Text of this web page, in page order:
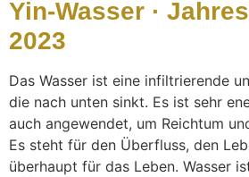
Yin-Wasser ·
2023
Das Wasser ist eine infiltrierende
die nach unten sinkt. Es ist sehr
auch angewendet, um Reichtum
Es steht für den Überfluss, den
überhaupt für das Leben. Wasser